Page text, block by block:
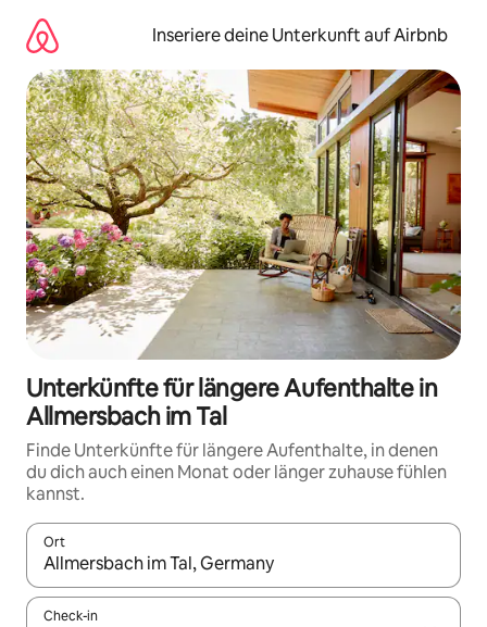
Inhalten
springen
Inseriere deine Unterkunft auf Airbnb
Unterkünfte für längere Aufenthalte in
Allmersbach im Tal
Finde Unterkünfte für längere Aufenthalte, in denen
du dich auch einen Monat oder länger zuhause fühlen
kannst.
Ort
Wenn Ergebnisse verfügbar sind, navigiere mit den
Check-in